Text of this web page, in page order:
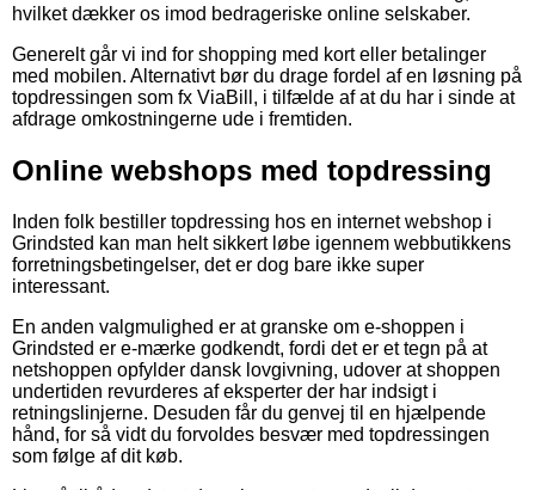
hvilket dækker os imod bedrageriske online selskaber.
Generelt går vi ind for shopping med kort eller betalinger
med mobilen. Alternativt bør du drage fordel af en løsning på
topdressingen som fx ViaBill, i tilfælde af at du har i sinde at
afdrage omkostningerne ude i fremtiden.
Online webshops med topdressing
Inden folk bestiller topdressing hos en internet webshop i
Grindsted kan man helt sikkert løbe igennem webbutikkens
forretningsbetingelser, det er dog bare ikke super
interessant.
En anden valgmulighed er at granske om e-shoppen i
Grindsted er e-mærke godkendt, fordi det er et tegn på at
netshoppen opfylder dansk lovgivning, udover at shoppen
undertiden revurderes af eksperter der har indsigt i
retningslinjerne. Desuden får du genvej til en hjælpende
hånd, for så vidt du forvoldes besvær med topdressingen
som følge af dit køb.